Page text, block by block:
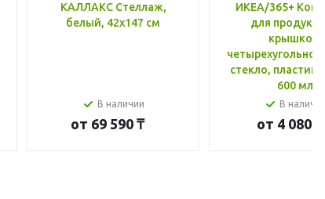
КАЛЛАКС Стеллаж,
белый, 42x147 см
В наличии
от 69 590 ₸
ИКЕА/365+
для
крышкой,
стекло, пластик
600 мл
В
от 4 080 ₸